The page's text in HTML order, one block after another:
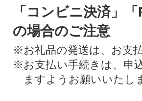
「コンビニ決済」
の場合のご注意
※お礼品の発送は、お支
※お支払い手続きは、申
ますようお願いいたし